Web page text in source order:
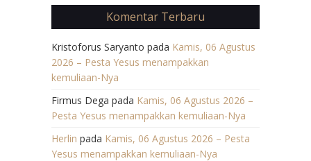
Komentar Terbaru
Kristoforus Saryanto pada Kamis, 06 Agustus
2026 – Pesta Yesus menampakkan
kemuliaan-Nya
Firmus Dega pada Kamis, 06 Agustus 2026 –
Pesta Yesus menampakkan kemuliaan-Nya
Herlin pada Kamis, 06 Agustus 2026 – Pesta
Yesus menampakkan kemuliaan-Nya